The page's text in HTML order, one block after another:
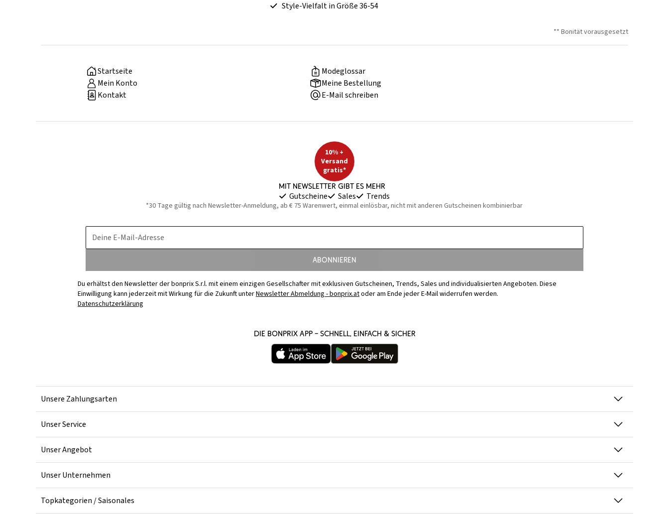
Style-Vielfalt in Größe 36-54
** Bonität vorausgesetzt
Startseite
Modeglossar
Mein Konto
Meine Bestellung
Kontakt
E-Mail schreiben
10% +
Versand
gratis*
Mit Newsletter gibt es mehr
Gutscheine Sales Trends
*30 Tage gültig nach Newsletter-Anmeldung, ab € 75 Warenwert, einmal einlösbar, nicht mit anderen Gutscheinen kombinierbar
Deine E-Mail-Adresse
Abonnieren
Du erhältst den Newsletter der bonprix S.r.l. mit einem einzigen Gesellschafter mit exklusiven Gutscheinen, Trends, Sales und individualisierten Angeboten. Diese
Einwilligung kann jederzeit mit Wirkung für die Zukunft unterNewsletter Abmeldung - bonprix.atoder am Ende jeder E-Mail widerrufen werden.
Datenschutzerklärung
Die bonprix App – schnell, einfach & sicher
Unsere Zahlungsarten
Unser Service
Unser Angebot
Unser Unternehmen
Topkategorien / Saisonales